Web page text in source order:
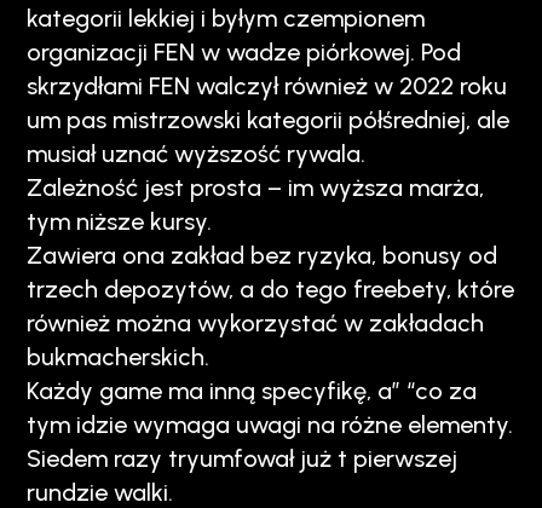
kategorii lekkiej i byłym czempionem
organizacji FEN w wadze piórkowej. Pod
skrzydłami FEN walczył również w 2022 roku
um pas mistrzowski kategorii półśredniej, ale
musiał uznać wyższość rywala.
Zależność jest prosta – im wyższa marża,
tym niższe kursy.
Zawiera ona zakład bez ryzyka, bonusy od
trzech depozytów, a do tego freebety, które
również można wykorzystać w zakładach
bukmacherskich.
Każdy game ma inną specyfikę, a” “co za
tym idzie wymaga uwagi na różne elementy.
Siedem razy tryumfował już t pierwszej
rundzie walki.